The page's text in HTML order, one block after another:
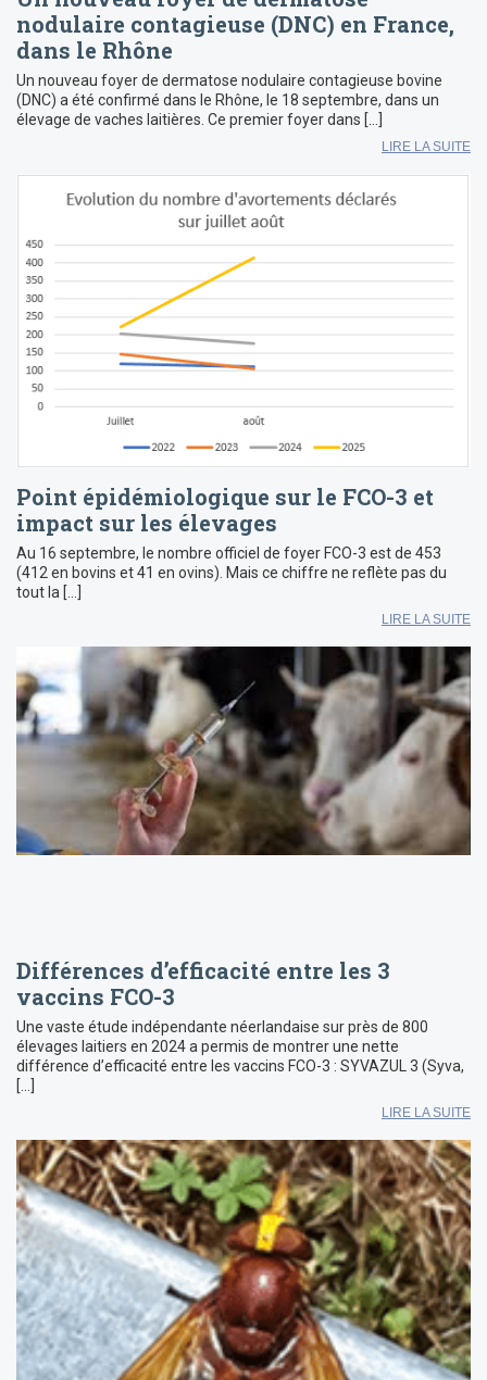
nodulaire contagieuse (DNC) en France,
dans le Rhône
Un nouveau foyer de dermatose nodulaire contagieuse bovine
(DNC) a été confirmé dans le Rhône, le 18 septembre, dans un
élevage de vaches laitières. Ce premier foyer dans […]
LIRE LA SUITE
Point épidémiologique sur le FCO-3 et
impact sur les élevages
Au 16 septembre, le nombre officiel de foyer FCO-3 est de 453
(412 en bovins et 41 en ovins). Mais ce chiffre ne reflète pas du
tout la […]
LIRE LA SUITE
Différences d’efficacité entre les 3
vaccins FCO-3
Une vaste étude indépendante néerlandaise sur près de 800
élevages laitiers en 2024 a permis de montrer une nette
différence d’efficacité entre les vaccins FCO-3 : SYVAZUL 3 (Syva,
[…]
LIRE LA SUITE